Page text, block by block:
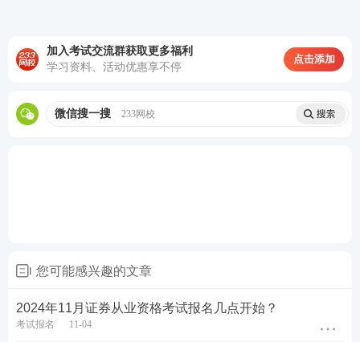
在单位具备证券从业考试报考资质。如果不确定自己
员。
加入考试交流群获取更多福利
学习资料、活动优惠享不停
点击添加
微信搜一搜 233网校
您可能感兴趣的文章
2024年11月证券从业资格考试报名几点开始？
考试报名 11-04